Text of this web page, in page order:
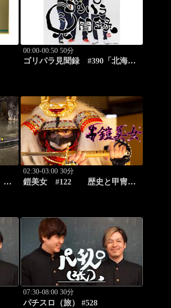
00:00-00:50 50分
ゴリパラ見聞録 #390「北海
02:30-03:00 30分
鎧美女 #122 歴史と甲冑
07:30-08:00 30分
パチスロ（旅） #528